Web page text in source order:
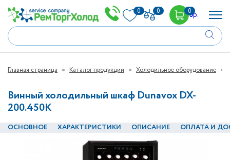
0 0 00р.
Главная страница Каталог продукции Холодильное оборудование
Винный холодильный шкаф Dunavox DX-
200.450K
ОСНОВНОЕ ХАРАКТЕРИСТИКИ ОПИСАНИЕ ОПЛАТА И